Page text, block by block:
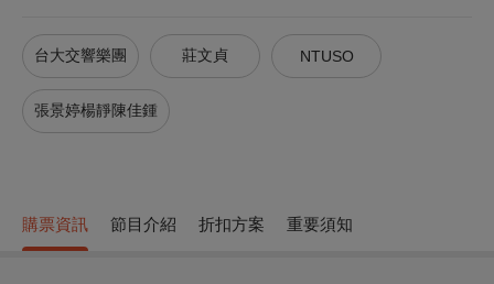
台大交響樂團 莊文貞 NTUSO
張景婷楊靜陳佳鍾
購票資訊 節目介紹 折扣方案 重要須知